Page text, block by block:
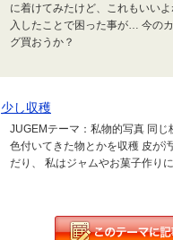
に着けてみたけど、これもいい
入したことで困った事が… 今の
グ買おうか？
少し収穫
JUGEMテーマ：私物的写真 同じ
色付いてきた物とかを収穫 皮が
だり、 私はジャムやお菓子作りに